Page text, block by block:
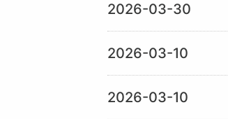
2026-03-30
2026-03-10
2026-03-10